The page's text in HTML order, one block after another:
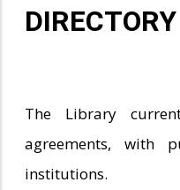
DIRECTORY
The Library
agreements, with
institutions.